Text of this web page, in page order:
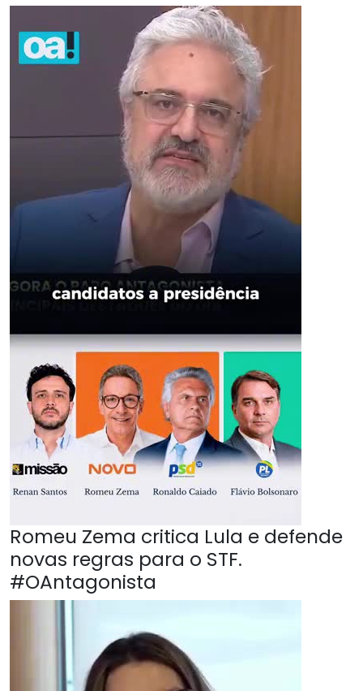
Romeu Zema critica Lula e defende
novas regras para o STF.
#OAntagonista